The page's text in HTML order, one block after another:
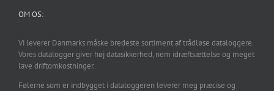
OM OS:
Vi leverer Danmarks måske bredeste sortiment af trådløse dataloggere.
Vores datalogger giver høj datasikkerhed, nem idræftsættelse og meget
lave driftomkostninger.
Følerne som er indbygget i dataloggeren leverer meg præcise og